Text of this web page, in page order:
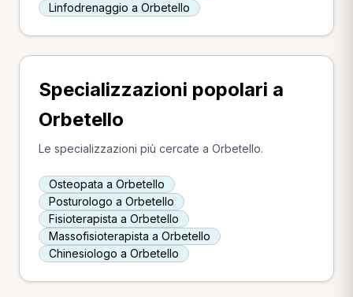
Linfodrenaggio a Orbetello
Specializzazioni popolari a
Orbetello
Le specializzazioni più cercate a Orbetello.
Osteopata a Orbetello
Posturologo a Orbetello
Fisioterapista a Orbetello
Massofisioterapista a Orbetello
Chinesiologo a Orbetello